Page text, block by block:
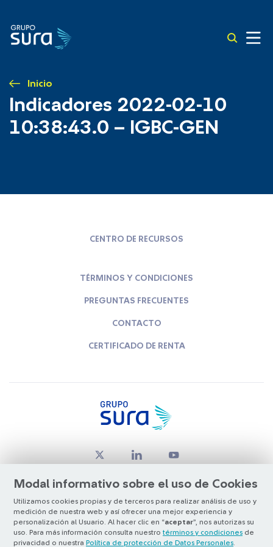
Inicio
Indicadores 2022-02-10
10:38:43.0 – IGBC-GEN
Modal informativo sobre el uso de Cookies
Utilizamos cookies propias y de terceros para realizar análisis de uso y
medición de nuestra web y así ofrecer una mejor experiencia y
personalización al Usuario. Al hacer clic en “aceptar”, nos autorizas su
uso. Para más información consulta nuestro términos y condiciones de
privacidad o nuestra Política de protección de Datos Personales
CENTRO DE RECURSOS
TÉRMINOS Y CONDICIONES
PREGUNTAS FRECUENTES
CONTACTO
CERTIFICADO DE RENTA
© Copyright Grupo SURA 2026